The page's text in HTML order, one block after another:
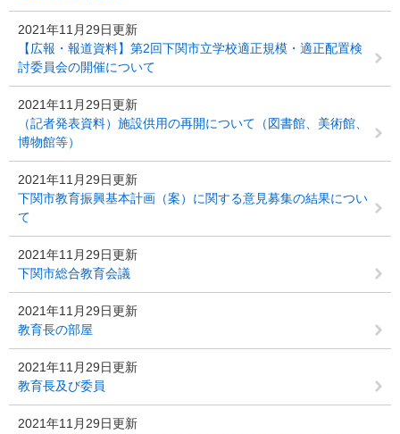
2021年11月29日更新
【広報・報道資料】第2回下関市立学校適正規模・適正配置検
討委員会の開催について
2021年11月29日更新
（記者発表資料）施設供用の再開について（図書館、美術館、
博物館等）
2021年11月29日更新
下関市教育振興基本計画（案）に関する意見募集の結果につい
て
2021年11月29日更新
下関市総合教育会議
2021年11月29日更新
教育長の部屋
2021年11月29日更新
教育長及び委員
2021年11月29日更新